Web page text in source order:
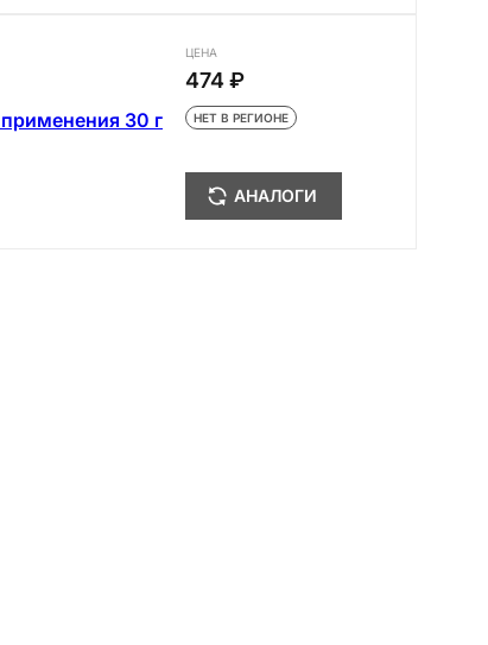
30 г
ЦЕНА
474 ₽
НЕТ В РЕГИОНЕ
АНАЛОГИ